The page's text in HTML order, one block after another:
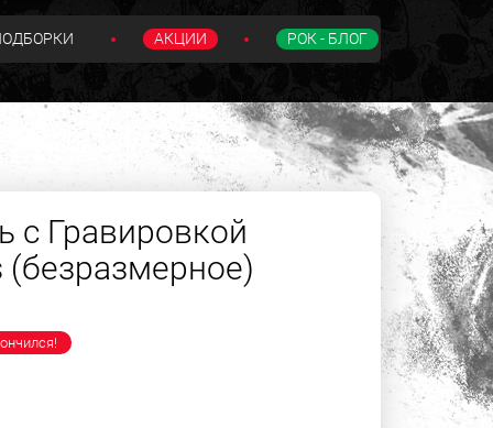
АКЦИИ РОК - БЛОГ
с Гравировкой
(безразмерное)